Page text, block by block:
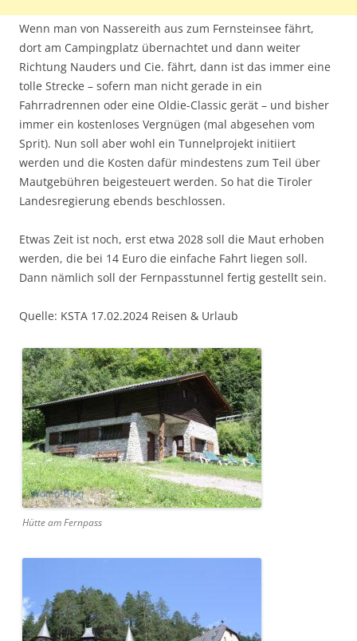
Wenn man von Nassereith aus zum Fernsteinsee fährt,
dort am Campingplatz übernachtet und dann weiter
Richtung Nauders und Cie. fährt, dann ist das immer eine
tolle Strecke – sofern man nicht gerade in ein
Fahrradrennen oder eine Oldie-Classic gerät – und bisher
immer ein kostenloses Vergnügen (mal abgesehen vom
Sprit). Nun soll aber wohl ein Tunnelprojekt initiiert
werden und die Kosten dafür mindestens zum Teil über
Mautgebühren beigesteuert werden. So hat die Tiroler
Landesregierung ebends beschlossen.
Etwas Zeit ist noch, erst etwa 2028 soll die Maut erhoben
werden, die bei 14 Euro die einfache Fahrt liegen soll.
Dann nämlich soll der Fernpasstunnel fertig gestellt sein.
Quelle: KSTA 17.02.2024 Reisen & Urlaub
Hütte am Fernpass